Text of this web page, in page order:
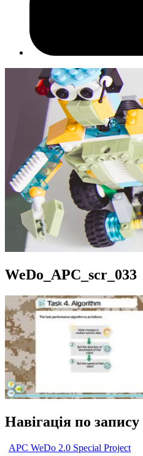
WeDo_APC_scr_033
Навігація по запису
APC WeDo 2.0 Special Project